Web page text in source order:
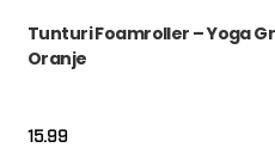
Tunturi Foamroller – Yoga
Oranje
15.99